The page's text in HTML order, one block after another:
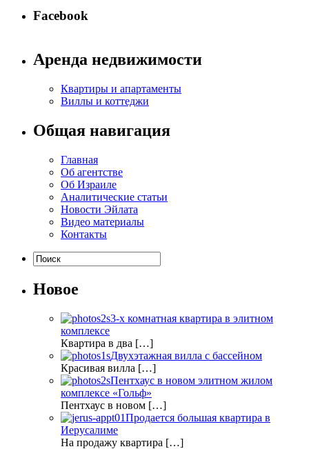
Facebook
Аренда недвижимости
Квартиры и апартаменты
Виллы и коттеджи
Общая навигация
Главная
Об агентстве
Об Израиле
Аналитические статьи
Новости Эйлата
Видео материалы
Контакты
Новое
3-х комнатная квартира в элитном
комплексе
Квартира в два […]
Двухэтажная вилла с бассейном
Красивая вилла […]
Пентхаус в новом элитном жилом
комплексе «Гольф»
Пентхаус в новом […]
Продается большая квартира в
Иерусалиме
На продажу квартира […]